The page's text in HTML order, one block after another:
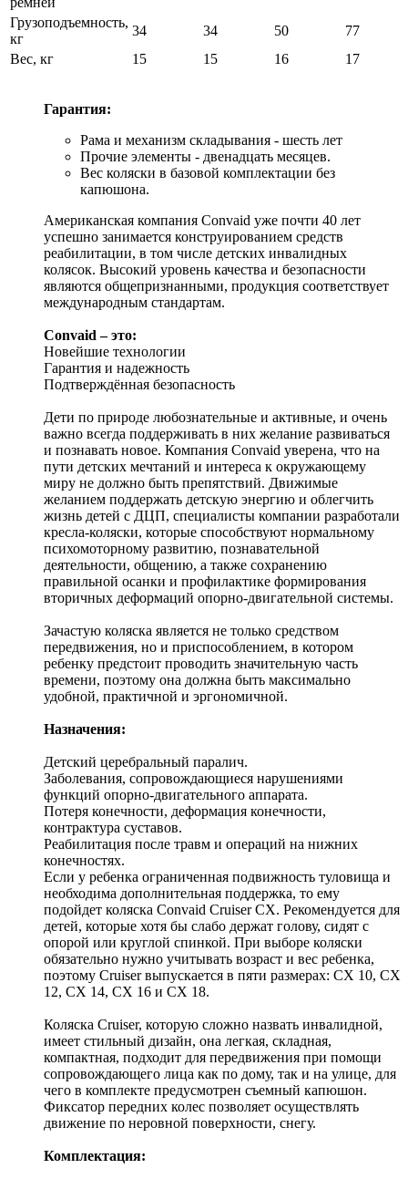
Грузоподъемность,
кг
34 34 50
77
Вес, кг
15 15 16 17
Гарантия:
Рама и механизм складывания - шесть лет
Прочие элементы - двенадцать месяцев.
Вес коляски в базовой комплектации без
капюшона.
Американская компания Convaid уже почти 40 лет
успешно занимается конструированием средств
реабилитации, в том числе детских инвалидных
колясок. Высокий уровень качества и безопасности
являются общепризнанными, продукция соответствует
международным стандартам.
Convaid – это:
Новейшие технологии
Гарантия и надежность
Подтверждённая безопасность
Дети по природе любознательные и активные, и очень
важно всегда поддерживать в них желание развиваться
и познавать новое. Компания Convaid уверена, что на
пути детских мечтаний и интереса к окружающему
миру не должно быть препятствий. Движимые
желанием поддержать детскую энергию и облегчить
жизнь детей с ДЦП, специалисты компании разработали
кресла-коляски, которые способствуют нормальному
психомоторному развитию, познавательной
деятельности, общению, а также сохранению
правильной осанки и профилактике формирования
вторичных деформаций опорно-двигательной системы.
Зачастую коляска является не только средством
передвижения, но и приспособлением, в котором
ребенку предстоит проводить значительную часть
времени, поэтому она должна быть максимально
удобной, практичной и эргономичной.
Назначения:
Детский церебральный паралич.
Заболевания, сопровождающиеся нарушениями
функций опорно-двигательного аппарата.
Потеря конечности, деформация конечности,
контрактура суставов.
Реабилитация после травм и операций на нижних
конечностях.
Если у ребенка ограниченная подвижность туловища и
необходима дополнительная поддержка, то ему
подойдет коляска Convaid Cruiser CX. Рекомендуется для
детей, которые хотя бы слабо держат голову, сидят с
опорой или круглой спинкой. При выборе коляски
обязательно нужно учитывать возраст и вес ребенка,
поэтому Cruiser выпускается в пяти размерах: CX 10, CX
12, CX 14, CX 16 и CX 18.
Коляска Cruiser, которую сложно назвать инвалидной,
имеет стильный дизайн, она легкая, складная,
компактная, подходит для передвижения при помощи
сопровождающего лица как по дому, так и на улице, для
чего в комплекте предусмотрен съемный капюшон.
Фиксатор передних колес позволяет осуществлять
движение по неровной поверхности, снегу.
Комплектация: